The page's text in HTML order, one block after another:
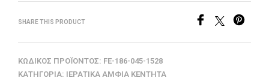
SHARE THIS PRODUCT
ΚΩΔΙΚΌΣ ΠΡΟΪΌΝΤΟΣ: FE-186-045-1528
ΚΑΤΗΓΟΡΊΑ: ΙΕΡΑΤΙΚΆ ΆΜΦΙΑ ΚΕΝΤΗΤΆ